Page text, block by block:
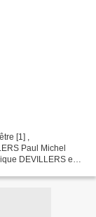
[1] ,
Paul Michel
DEVILLERS est